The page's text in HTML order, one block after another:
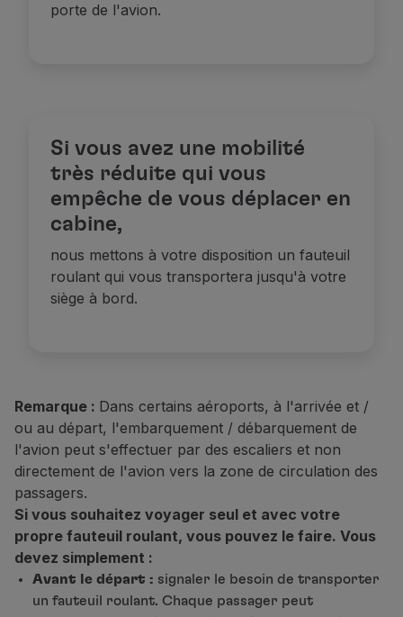
porte de l'avion.
Si vous avez une mobilité
très réduite qui vous
empêche de vous déplacer en
cabine,
nous mettons à votre disposition un fauteuil
roulant qui vous transportera jusqu'à votre
siège à bord.
Remarque : Dans certains aéroports, à l'arrivée et /
ou au départ, l'embarquement / débarquement de
l'avion peut s'effectuer par des escaliers et non
directement de l'avion vers la zone de circulation des
passagers.
Si vous souhaitez voyager seul et avec votre
propre fauteuil roulant, vous pouvez le faire. Vous
devez simplement :
Avant le départ : signaler le besoin de transporter
un fauteuil roulant. Chaque passager peut